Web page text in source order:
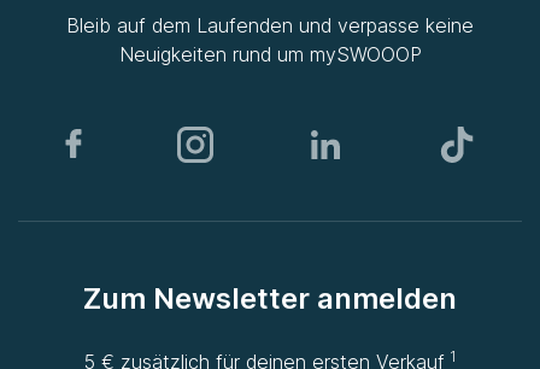
Bleib auf dem Laufenden und verpasse keine
Neuigkeiten rund um mySWOOOP
Zum Newsletter anmelden
5 € zusätzlich für deinen ersten Verkauf1